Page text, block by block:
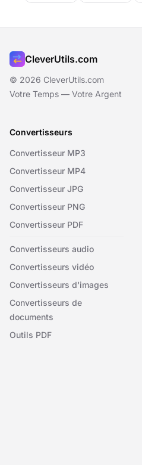
CleverUtils.com
© 2026 CleverUtils.com
Votre Temps — Votre Argent
Convertisseurs
Convertisseur MP3
Convertisseur MP4
Convertisseur JPG
Convertisseur PNG
Convertisseur PDF
Convertisseurs audio
Convertisseurs vidéo
Convertisseurs d'images
Convertisseurs de
documents
Outils PDF